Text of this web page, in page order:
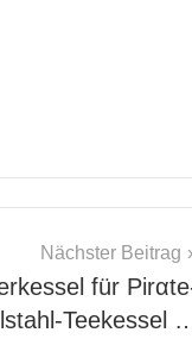
Nächster Beitrag
für
Teekessel